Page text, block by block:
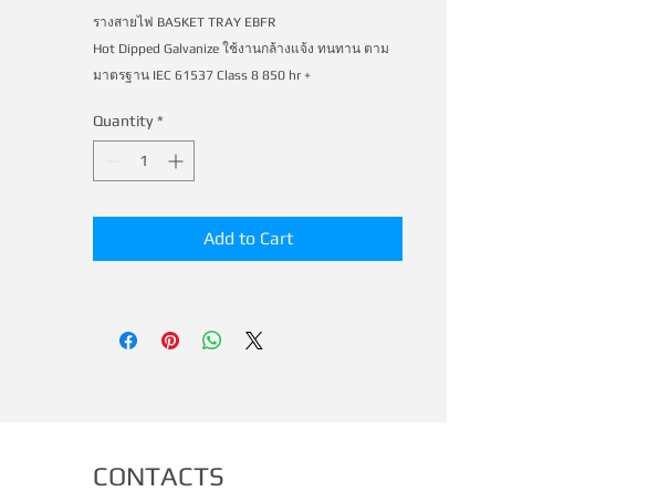
รางสายไฟ BASKET TRAY EBFR
Hot Dipped Galvanize ใช้งานกล้างแจ้ง ทนทาน ตาม
Quantity *
Add to Cart
CONTACTS